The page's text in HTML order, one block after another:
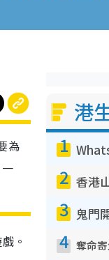
為
。
港
1
2
3
4